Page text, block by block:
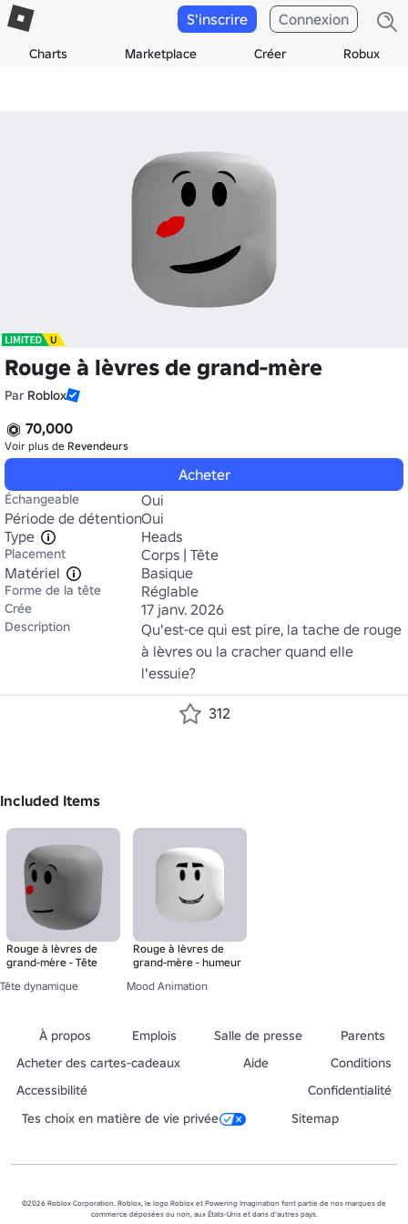
Charts Marketplace Créer Robux
S'inscrire Connexion
Rouge à lèvres de grand-mère
Par Roblox
70,000
Voir plus de Revendeurs
Acheter
Échangeable
Oui
Période de détentionOui
Type
Heads
Placement
Corps | Tête
Matériel
Basique
Forme de la tête Réglable
Crée 17 janv. 2026
Description
Qu'est-ce qui est pire, la tache de rouge
à lèvres ou la cracher quand elle
l'essuie?
312
Included Items
Rouge à lèvres de
grand-mère - Tête
Tête dynamique
Rouge à lèvres de
grand-mère - humeur
Mood Animation
À propos Emplois Salle de presse
Parents
Acheter des cartes-cadeaux
Aide
Conditions
Accessibilité
Confidentialité
Tes choix en matière de vie privée
Sitemap
©2026 Roblox Corporation. Roblox, le logo Roblox et Powering Imagination font partie de nos marques de
commerce déposées ou non, aux États-Unis et dans d'autres pays.